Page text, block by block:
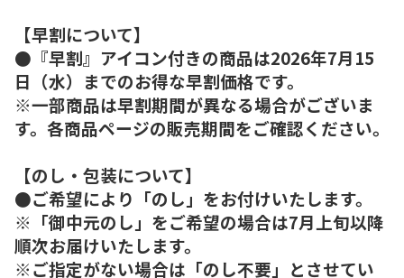
【早割について】
●『早割』アイコン付きの商品は2026年7月15
日（水）までのお得な早割価格です。
※一部商品は早割期間が異なる場合がございま
す。各商品ページの販売期間をご確認ください。
【のし・包装について】
●ご希望により「のし」をお付けいたします。
※「御中元のし」をご希望の場合は7月上旬以降
順次お届けいたします。
※ご指定がない場合は「のし不要」とさせてい